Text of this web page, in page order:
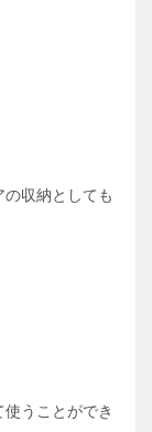
収納としても
うことができ